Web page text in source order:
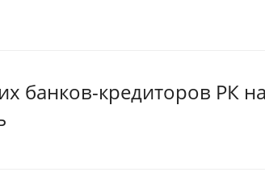
банков-кредиторов РК